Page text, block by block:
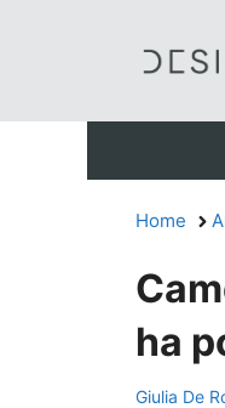
Home
ha
Giulia De